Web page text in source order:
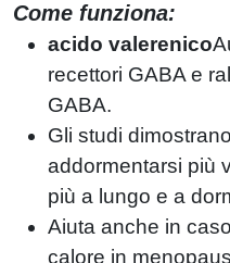
Come funziona:
acido valerenico
recettori GABA e
GABA.
Gli studi
addormentarsi più
più a lungo e a
Aiuta anche in
calore in